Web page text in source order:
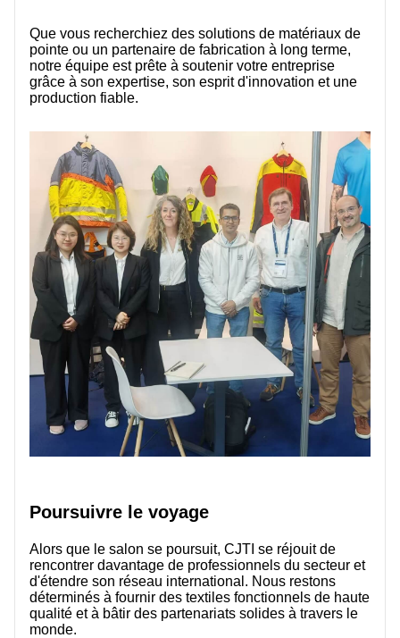
Que vous recherchiez des solutions de matériaux de
pointe ou un partenaire de fabrication à long terme,
notre équipe est prête à soutenir votre entreprise
grâce à son expertise, son esprit d'innovation et une
production fiable.
Poursuivre le voyage
Alors que le salon se poursuit, CJTI se réjouit de
rencontrer davantage de professionnels du secteur et
d'étendre son réseau international. Nous restons
déterminés à fournir des textiles fonctionnels de haute
qualité et à bâtir des partenariats solides à travers le
monde.